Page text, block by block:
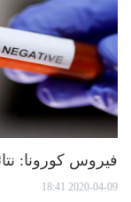
فيروس كورونا:
2020-04-09 18:41